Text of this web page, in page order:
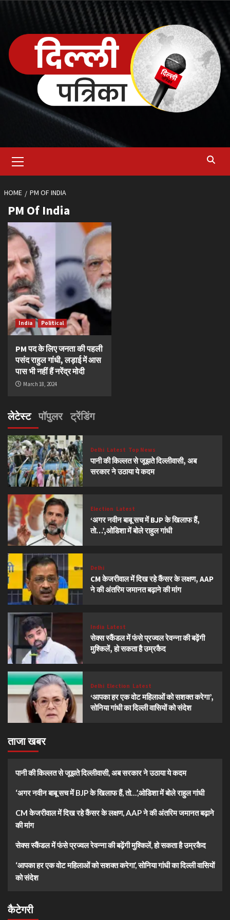
content
Menu
HOME PM OF INDIA
PM Of India
India Political
PM पद के लिए जनता की पहली
पसंद राहुल गांधी, लड़ाई में आस
पास भी नहीं हैं नरेंद्र मोदी
March 18, 2024
लेटेस्ट पॉपुलर ट्रेंडिंग
Delhi Latest Top News
पानी की किल्लत से जूझते दिल्लीवासी, अब
सरकार ने उठाया ये कदम
Election Latest
‘अगर नवीन बाबू सच में BJP के खिलाफ हैं,
तो…’,ओडिशा में बोले राहुल गांधी
Delhi
CM केजरीवाल में दिख रहे कैंसर के लक्षण, AAP
ने की अंतरिम जमानत बढ़ाने की मांग
India Latest
सेक्स स्कैंडल में फंसे प्रज्वल रेवन्ना की बढ़ेंगी
मुश्किलें, हो सकता है उम्रकैद
Delhi Election Latest
‘आपका हर एक वोट महिलाओं को सशक्त करेगा’,
सोनिया गांधी का दिल्ली वासियों को संदेश
ताजा खबर
पानी की किल्लत से जूझते दिल्लीवासी, अब सरकार ने उठाया ये कदम
‘अगर नवीन बाबू सच में BJP के खिलाफ हैं, तो…’,ओडिशा में बोले राहुल गांधी
CM केजरीवाल में दिख रहे कैंसर के लक्षण, AAP ने की अंतरिम जमानत बढ़ाने
की मांग
सेक्स स्कैंडल में फंसे प्रज्वल रेवन्ना की बढ़ेंगी मुश्किलें, हो सकता है उम्रकैद
‘आपका हर एक वोट महिलाओं को सशक्त करेगा’, सोनिया गांधी का दिल्ली वासियों
को संदेश
कैटेगरी